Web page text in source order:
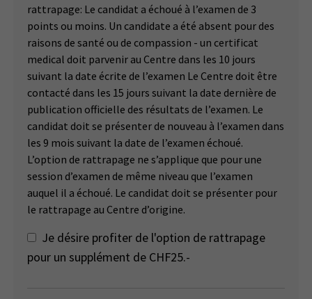
rattrapage: Le candidat a échoué à l’examen de 3
points ou moins. Un candidate a été absent pour des
raisons de santé ou de compassion - un certificat
medical doit parvenir au Centre dans les 10 jours
suivant la date écrite de l’examen Le Centre doit être
contacté dans les 15 jours suivant la date dernière de
publication officielle des résultats de l’examen. Le
candidat doit se présenter de nouveau à l’examen dans
les 9 mois suivant la date de l’examen échoué.
L’option de rattrapage ne s’applique que pour une
session d’examen de même niveau que l’examen
auquel il a échoué. Le candidat doit se présenter pour
le rattrapage au Centre d’origine.
Je désire profiter de l'option de rattrapage
pour un supplément de CHF25.-